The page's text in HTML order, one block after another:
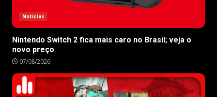
Notícias
Nintendo Switch 2 fica mais caro no Brasil; veja o
novo preço
07/08/2026